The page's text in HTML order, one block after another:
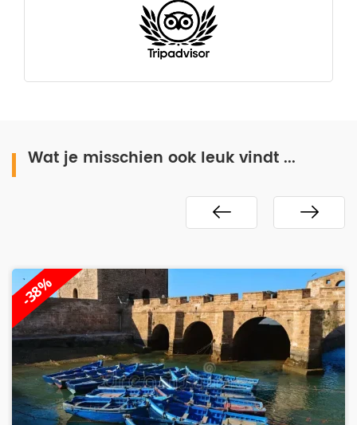
Wat je misschien ook leuk vindt ...
-38%